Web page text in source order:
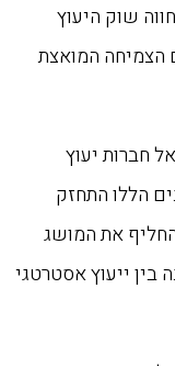
שנות ה- 80 של המאה ה- 20, חווה שוק היעוץ
הצמיחה המואצת
חברות יעוץ
הללו התחזק
את המושג
בין ייעוץ אסטרטגי